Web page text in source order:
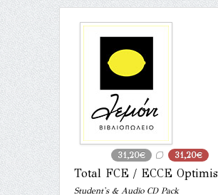
31,20€ 31,20€
Total FCE / ECCE
Student's & Audio CD Pack